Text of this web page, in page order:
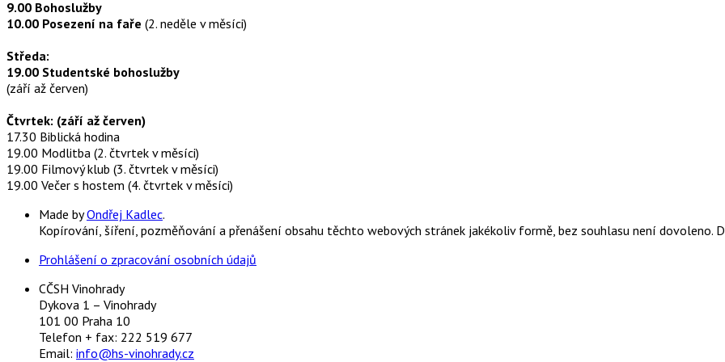
9.00 Bohoslužby
10.00 Posezení na faře (2. neděle v měsíci)
Středa:
19.00 Studentské bohoslužby
(září až červen)
Čtvrtek: (září až červen)
17.30 Biblická hodina
19.00 Modlitba (2. čtvrtek v měsíci)
19.00 Filmový klub (3. čtvrtek v měsíci)
19.00 Večer s hostem (4. čtvrtek v měsíci)
Made byOndřej Kadlec.
Kopírování, šíření, pozměňování a přenášení obsahu těchto webových stránek jakékoliv formě, bez souhlasu není dovoleno.
Prohlášení o zpracování osobních údajů
CČSH Vinohrady
Dykova 1 – Vinohrady
101 00 Praha 10
Telefon + fax: 222 519 677
Email: info@hs-vinohrady.cz